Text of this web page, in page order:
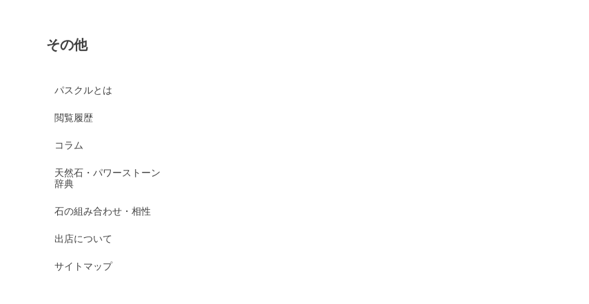
その他
パスクルとは
閲覧履歴
コラム
天然石・パワーストーン
辞典
石の組み合わせ・相性
出店について
サイトマップ